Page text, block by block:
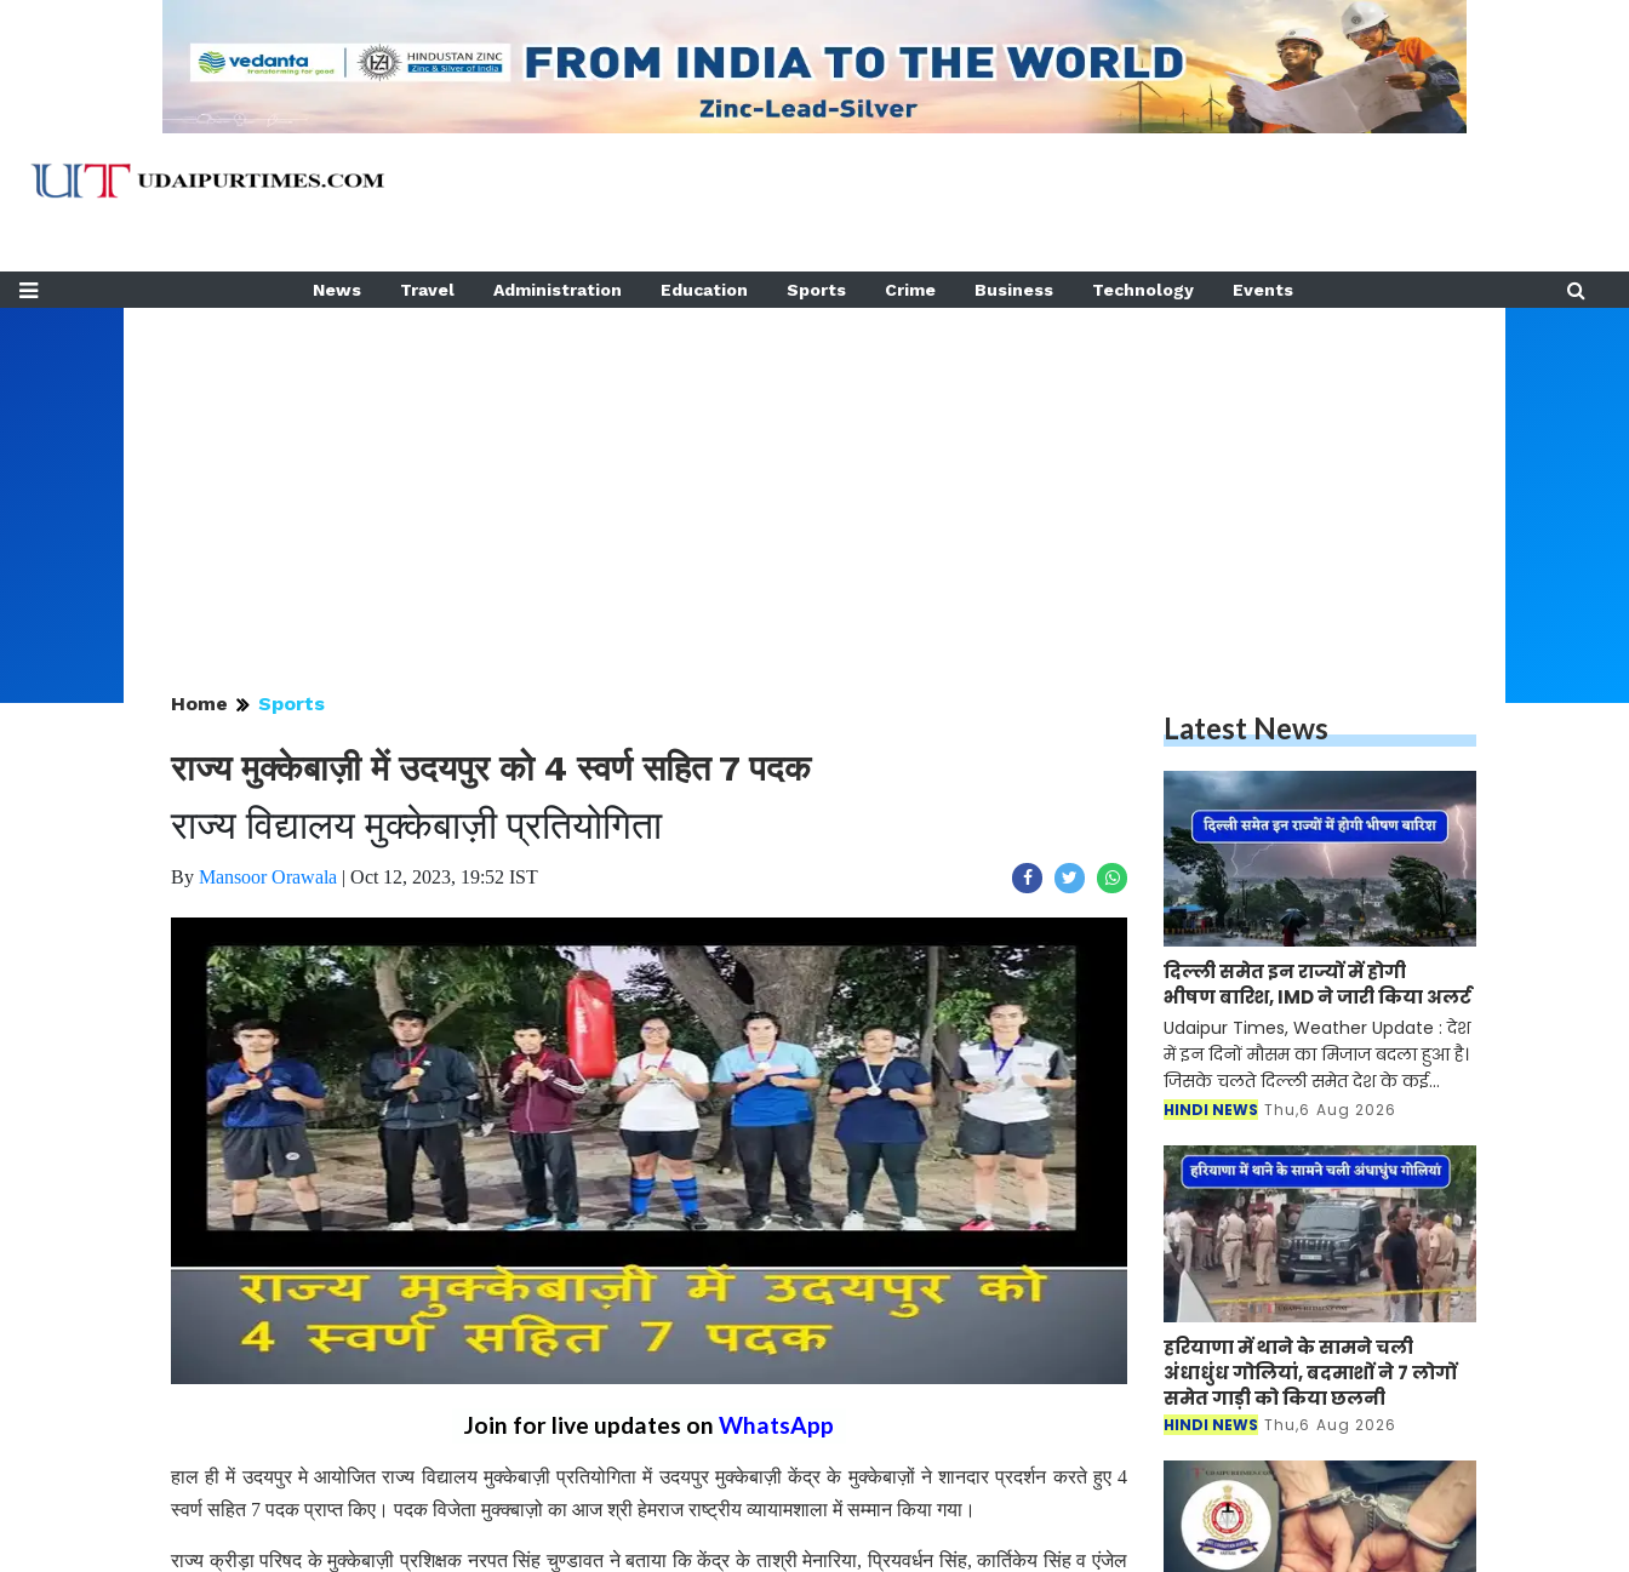
News Travel Administration Education Sports Crime Business Technology Events
Home Sports
राज्य मुक्केबाज़ी में उदयपुर को 4 स्वर्ण सहित 7 पदक
राज्य विद्यालय मुक्केबाज़ी प्रतियोगिता
By Mansoor Orawala | Oct 12, 2023, 19:52 IST
Join for live updates on WhatsApp
हाल ही में उदयपुर मे आयोजित राज्य विद्यालय मुक्केबाज़ी प्रतियोगिता में उदयपुर मुक्केबाज़ी केंद्र के मुक्केबाज़ों ने शानदार प्रदर्शन करते हुए 4
स्वर्ण सहित 7 पदक प्राप्त किए। पदक विजेता मुक्क्बाज़ो का आज श्री हेमराज राष्ट्रीय व्यायामशाला में सम्मान किया गया।
राज्य क्रीड़ा परिषद के मुक्केबाज़ी प्रशिक्षक नरपत सिंह चुण्डावत ने बताया कि केंद्र के ताश्री मेनारिया, प्रियवर्धन सिंह, कार्तिकेय सिंह व एंजेल
Latest News
दिल्ली समेत इन राज्यों में होगी
भीषण बारिश, IMD ने जारी किया अलर्ट
Udaipur Times, Weather Update : देश
में इन दिनों मौसम का मिजाज बदला हुआ है।
जिसके चलते दिल्ली समेत देश के कई
हिस्सों में मूसलाधार बारिश का दौर जारी है।
बारिश
HINDI NEWS Thu,6 Aug 2026
हरियाणा में थाने के सामने चली
अंधाधुंध गोलियां, बदमाशों ने 7 लोगों
समेत गाड़ी को किया छलनी
HINDI NEWS Thu,6 Aug 2026